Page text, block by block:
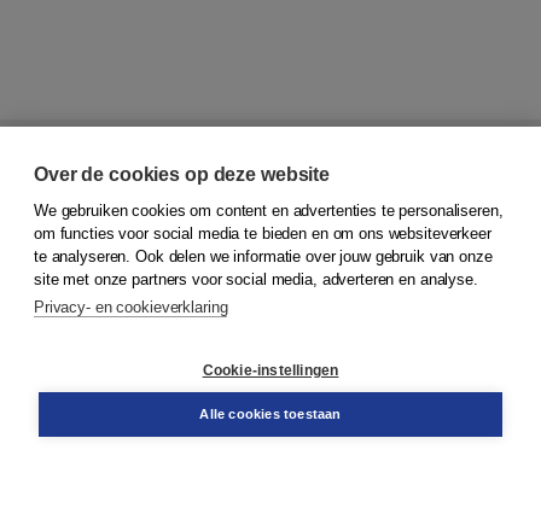
© 2026Koninklijke Boom uitgevers
Klantenservice
Snel bestellen
Over de cookies op deze website
We gebruiken cookies om content en advertenties te personaliseren,
om functies voor social media te bieden en om ons websiteverkeer
te analyseren. Ook delen we informatie over jouw gebruik van onze
site met onze partners voor social media, adverteren en analyse.
Privacy- en cookieverklaring
Cookie-instellingen
Alle cookies toestaan